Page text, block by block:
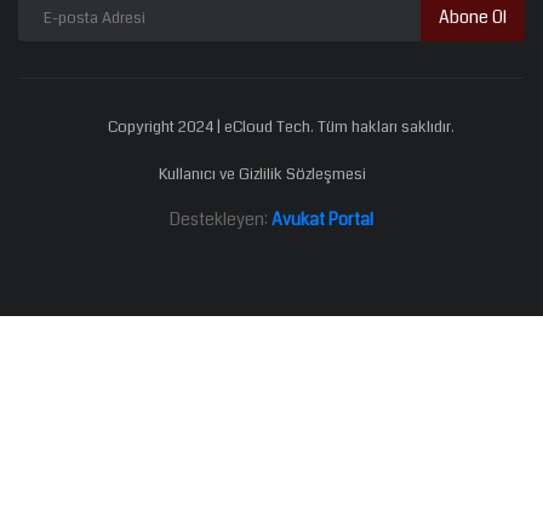
Abone Ol
Copyright 2024 | eCloud Tech. Tüm hakları saklıdır.
Kullanıcı ve Gizlilik Sözleşmesi
Destekleyen: Avukat Portal